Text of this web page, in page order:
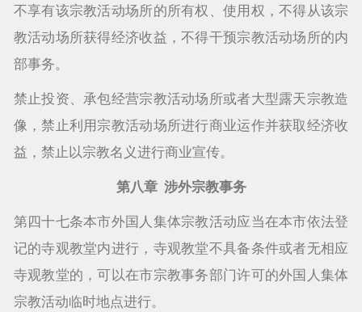
不享有该宗教活动场所的所有权、使用权，不得从该宗
教活动场所获得经济收益，不得干预宗教活动场所的内
部事务。
禁止投资、承包经营宗教活动场所或者大型露天宗教造
像，禁止利用宗教活动场所进行商业运作并获取经济收
益，禁止以宗教名义进行商业宣传。
第八章 涉外宗教事务
第四十七条本市外国人集体宗教活动应当在本市依法登
记的寺观教堂内进行，寺观教堂不具备条件或者无相应
寺观教堂的，可以在市宗教事务部门许可的外国人集体
宗教活动临时地点进行。